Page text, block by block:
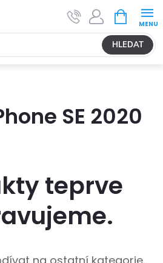
HLEDAT
NÁKUPNÍ
KOŠÍK
SE 2020
teprve